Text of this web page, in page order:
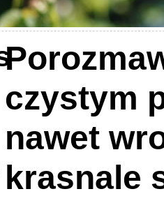
czystym
nawet
krasnale